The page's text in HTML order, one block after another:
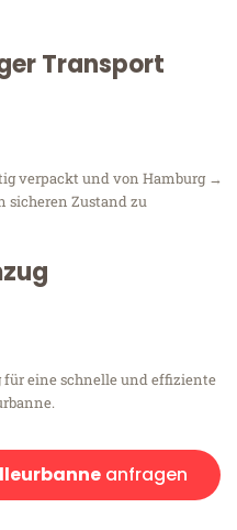
Transport
verpackt und von Hamburg →
sicheren Zustand zu
für eine schnelle und effiziente
anfragen